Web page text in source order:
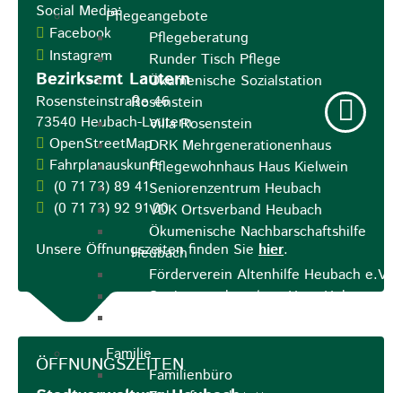
Pflegeangebote
Pflegeberatung
Runder Tisch Pflege
Ökumenische Sozialstation
Rosenstein
Villa Rosenstein
DRK Mehrgenerationenhaus
Pflegewohnhaus Haus Kielwein
Seniorenzentrum Heubach
VDK Ortsverband Heubach
Ökumenische Nachbarschaftshilfe
Heubach
Förderverein Altenhilfe Heubach e.V.
Seniorenwohnanlage Haus Hohgarten
Familie
Familienbüro
Social Media:
Facebook
Instagram
Bezirksamt Lautern
Rosensteinstraße 46
73540 Heubach-Lautern
OpenStreetMap
Fahrplanauskunft
(0 71 73) 89 41
(0 71 73) 92 91 00
Unsere Öffnungszeiten finden Sie hier.
ÖFFNUNGSZEITEN